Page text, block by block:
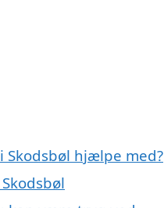
hjælpe med?